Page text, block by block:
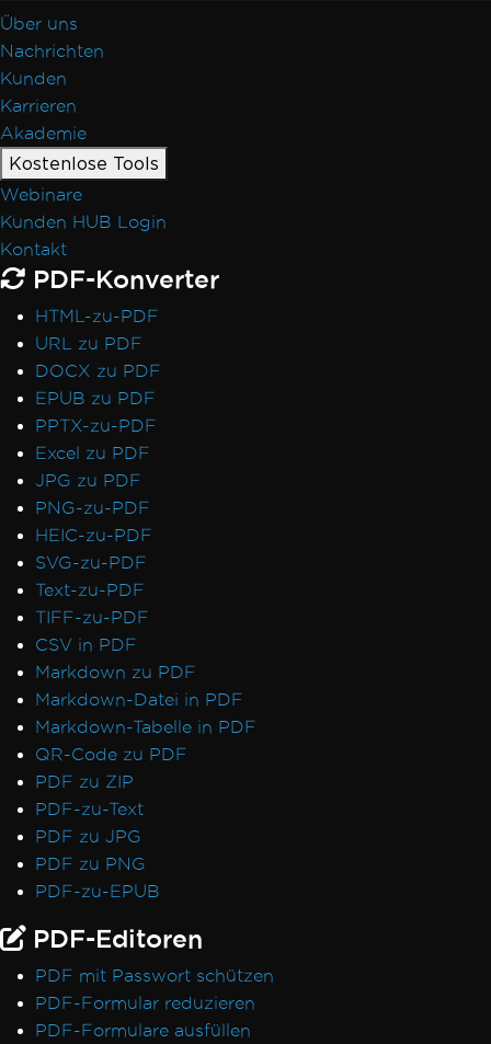
Über uns
Nachrichten
Kunden
Karrieren
Akademie
Kostenlose Tools
Webinare
Kunden HUB Login
Kontakt
PDF-Konverter
HTML-zu-PDF
URL zu PDF
DOCX zu PDF
EPUB zu PDF
PPTX-zu-PDF
Excel zu PDF
JPG zu PDF
PNG-zu-PDF
HEIC-zu-PDF
SVG-zu-PDF
Text-zu-PDF
TIFF-zu-PDF
CSV in PDF
Markdown zu PDF
Markdown-Datei in PDF
Markdown-Tabelle in PDF
QR-Code zu PDF
PDF zu ZIP
PDF-zu-Text
PDF zu JPG
PDF zu PNG
PDF-zu-EPUB
PDF-Editoren
PDF mit Passwort schützen
PDF-Formular reduzieren
PDF-Formulare ausfüllen